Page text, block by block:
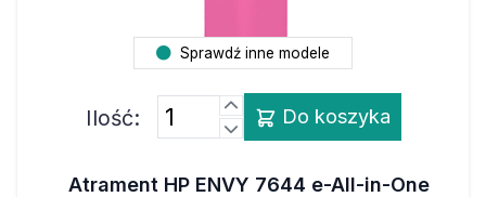
Sprawdź inne modele
Ilość: Do koszyka
Atrament HP ENVY 7644 e-All-in-One